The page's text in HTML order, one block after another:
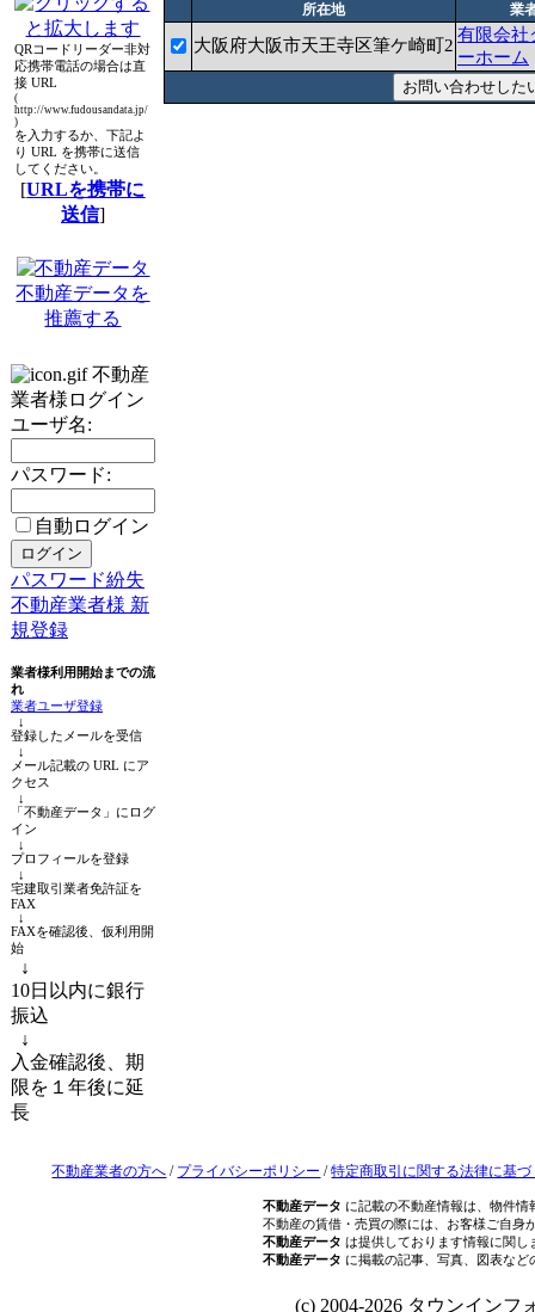
QRコードリーダー非対
応携帯電話の場合は直
接 URL
(
http://www.fudousandata.jp/
)
を入力するか、下記よ
り URL を携帯に送信
してください。
[URLを携帯に
送信]
不動産データを
推薦する
不動産
業者様ログイン
ユーザ名:
パスワード:
自動ログイン
パスワード紛失
不動産業者様 新
規登録
業者様利用開始までの流
れ
業者ユーザ登録
↓
登録したメールを受信
↓
メール記載の URL にア
クセス
↓
「不動産データ」にログ
イン
↓
プロフィールを登録
↓
宅建取引業者免許証を
FAX
↓
FAXを確認後、仮利用開
始
↓
10日以内に銀行
振込
↓
入金確認後、期
限を１年後に延
長
所在地 業
大阪府大阪市天王寺区筆ケ崎町2
有限会社
ーホーム
不動産業者の方へ / プライバシーポリシー /特定商取引に関する法律に基
不動産データ に記載の不動産情報は、物件
不動産の賃借・売買の際には、お客様ご自身
不動産データ は提供しております情報に関し
不動産データ に掲載の記事、写真、図表な
(c) 2004-2026 タウンインフ